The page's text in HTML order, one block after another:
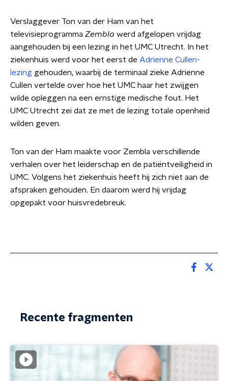
Verslaggever Ton van der Ham van het
televisieprogramma Zembla werd afgelopen vrijdag
aangehouden bij een lezing in het UMC Utrecht. In het
ziekenhuis werd voor het eerst de Adrienne Cullen-
lezing gehouden, waarbij de terminaal zieke Adrienne
Cullen vertelde over hoe het UMC haar het zwijgen
wilde opleggen na een ernstige medische fout. Het
UMC Utrecht zei dat ze met de lezing totale openheid
wilden geven.
Ton van der Ham maakte voor Zembla verschillende
verhalen over het leiderschap en de patiëntveiligheid in
UMC. Volgens het ziekenhuis heeft hij zich niet aan de
afspraken gehouden. En daarom werd hij vrijdag
opgepakt voor huisvredebreuk.
Recente fragmenten